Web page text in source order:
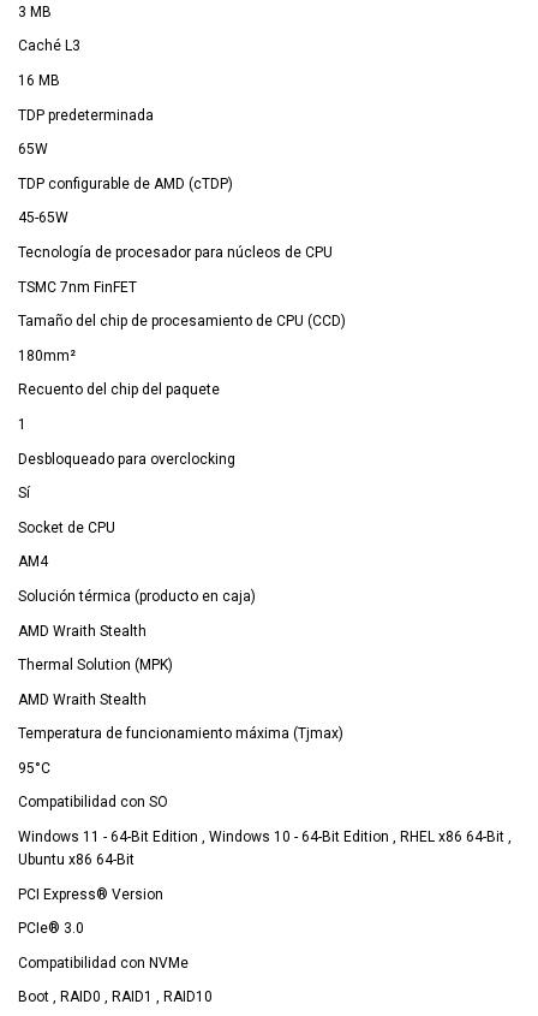
3 MB
Caché L3
16 MB
TDP predeterminada
65W
TDP configurable de AMD (cTDP)
45-65W
Tecnología de procesador para núcleos de CPU
TSMC 7nm FinFET
Tamaño del chip de procesamiento de CPU (CCD)
180mm²
Recuento del chip del paquete
1
Desbloqueado para overclocking
Sí
Socket de CPU
AM4
Solución térmica (producto en caja)
AMD Wraith Stealth
Thermal Solution (MPK)
AMD Wraith Stealth
Temperatura de funcionamiento máxima (Tjmax)
95°C
Compatibilidad con SO
Windows 11 - 64-Bit Edition , Windows 10 - 64-Bit Edition , RHEL x86 64-Bit ,
Ubuntu x86 64-Bit
PCI Express® Version
PCIe® 3.0
Compatibilidad con NVMe
Boot , RAID0 , RAID1 , RAID10